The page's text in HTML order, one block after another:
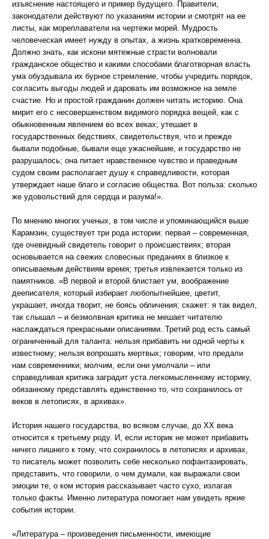
изъяснение настоящего и пример будущего. Правители,
законодатели действуют по указаниям истории и смотрят на ее
листы, как мореплаватели на чертежи морей. Мудрость
человеческая имеет нужду в опытах, а жизнь кратковременна.
Должно знать, как искони мятежные страсти волновали
гражданское общество и какими способами благотворная власть
ума обуздывала их бурное стремление, чтобы учредить порядок,
согласить выгоды людей и даровать им возможное на земле
счастие. Но и простой гражданин должен читать историю. Она
мирит его с несовершенством видимого порядка вещей, как с
обыкновенным явлением во всех веках; утешает в
государственных бедствиях, свидетельствуя, что и прежде
бывали подобные, бывали еще ужаснейшие, и государство не
разрушалось; она питает нравственное чувство и праведным
судом своим располагает душу к справедливости, которая
утверждает наше благо и согласие общества. Вот польза: сколько
же удовольствий для сердца и разума!».
По мнению многих ученых, в том числе и упоминающийся выше
Карамзин, существует три рода истории: первая – современная,
где очевидный свидетель говорит о происшествиях; вторая
основывается на свежих словесных преданиях в близкое к
описываемым действиям время; третья извлекается только из
памятников. «В первой и второй блистает ум, воображение
дееписателя, который избирает любопытнейшее, цветит,
украшает, иногда творит, не боясь обличения; скажет: я так видел,
так слышал – и безмолвная критика не мешает читателю
наслаждаться прекрасными описаниями. Третий род есть самый
ограниченный для таланта: нельзя прибавить ни одной черты к
известному; нельзя вопрошать мертвых; говорим, что предали
нам современники; молчим, если они умолчали – или
справедливая критика заградит уста легкомысленному историку,
обязанному представлять единственно то, что сохранилось от
веков в летописях, в архивах».
История нашего государства, во всяком случае, до XX века
относится к третьему роду. И, если историк не может прибавить
ничего лишнего к тому, что сохранилось в летописях и архивах,
то писатель может позволить себе несколько пофантазировать,
представить, что говорили, о чем думали, как выражали свои
эмоции те, о ком история рассказывает часто сухо, излагая
только факты. Именно литература помогает нам увидеть яркие
события истории.
«Литература – произведения письменности, имеющие